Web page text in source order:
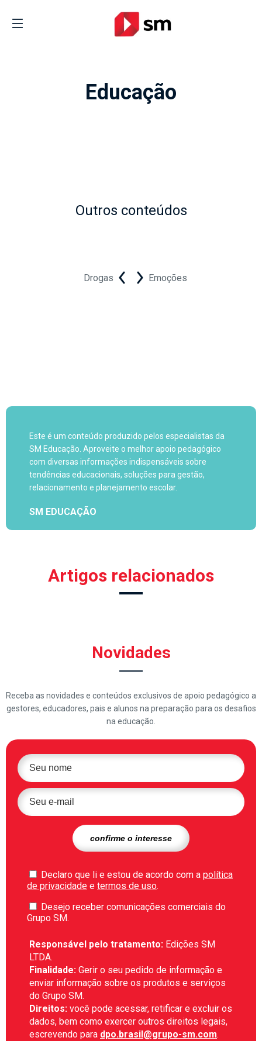
Educação
Outros conteúdos
Drogas Emoções
Este é um conteúdo produzido pelos especialistas da
SM Educação. Aproveite o melhor apoio pedagógico
com diversas informações indispensáveis sobre
tendências educacionais, soluções para gestão,
relacionamento e planejamento escolar.
SM EDUCAÇÃO
Artigos relacionados
Novidades
Receba as novidades e conteúdos exclusivos de apoio pedagógico a
gestores, educadores, pais e alunos na preparação para os desafios
na educação.
Declaro que li e estou de acordo com a política
de privacidade e termos de uso.
Desejo receber comunicações comerciais do
Grupo SM.
Responsável pelo tratamento: Edições SM
LTDA.
Finalidade: Gerir o seu pedido de informação e
enviar informação sobre os produtos e serviços
do Grupo SM.
Direitos: você pode acessar, retificar e excluir os
dados, bem como exercer outros direitos legais,
escrevendo para dpo.brasil@grupo-sm.com.